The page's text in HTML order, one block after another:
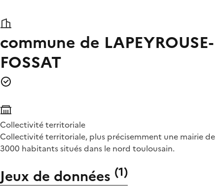
commune de LAPEYROUSE-
FOSSAT
Collectivité territoriale
Collectivité territoriale, plus précisemment une mairie de
3000 habitants situés dans le nord toulousain.
Jeux de données (1)